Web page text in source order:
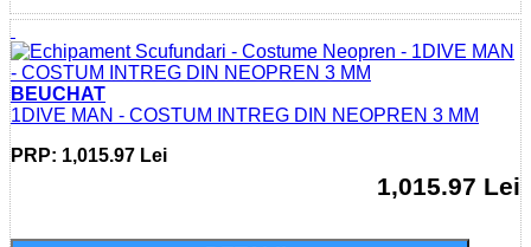
BEUCHAT
1DIVE MAN - COSTUM INTREG DIN NEOPREN 3 MM
PRP: 1,015.97 Lei
1,015.97 Lei